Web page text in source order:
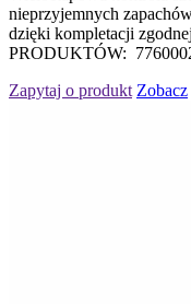
nieprzyjemnych
dzięki kompletacji
PRODUKTÓW:
Zapytaj o produkt Zobacz